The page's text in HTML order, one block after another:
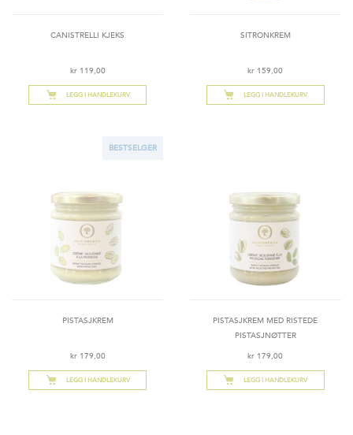
CANISTRELLI KJEKS
kr 119,00
LEGG I HANDLEKURV
SITRONKREM
kr 159,00
LEGG I HANDLEKURV
BESTSELGER
PISTASJKREM
kr 179,00
LEGG I HANDLEKURV
PISTASJKREM MED RISTEDE
PISTASJNØTTER
kr 179,00
LEGG I HANDLEKURV